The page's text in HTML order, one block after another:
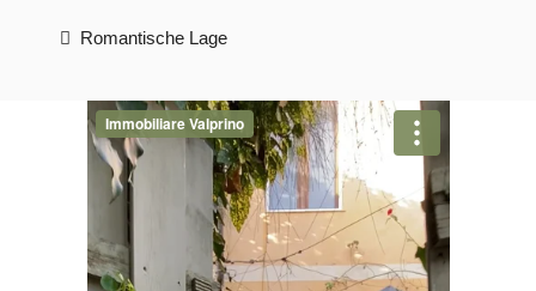
Romantische Lage